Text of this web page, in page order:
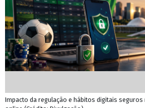
Impacto da regulação e hábitos digitais